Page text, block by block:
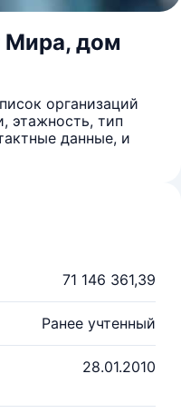
Мира, дом
организаций
этажность, тип
данные, и
71 146 361,39
Ранее учтенный
28.01.2010